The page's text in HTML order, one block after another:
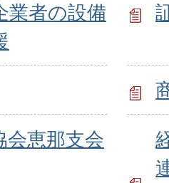
業者の設備
会恵那支会